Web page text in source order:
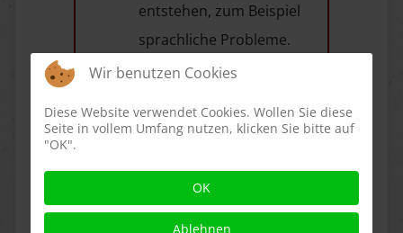
entstehen, zum Beispiel
sprachliche Probleme.
Ethische Fragestellungen
unterschiedlichen
den dort üblichen
Verhaltensweisen in
Wir benutzen Cookies
Diese Website verwendet Cookies. Wollen Sie diese
Seite in vollem Umfang nutzen, klicken Sie bitte auf
"OK".
OK
Ablehnen